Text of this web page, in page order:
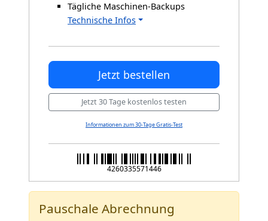
Tägliche Maschinen-Backups
Technische Infos
Jetzt bestellen
Jetzt 30 Tage kostenlos testen
Informationen zum 30-Tage Gratis-Test
4260335571446
Pauschale Abrechnung